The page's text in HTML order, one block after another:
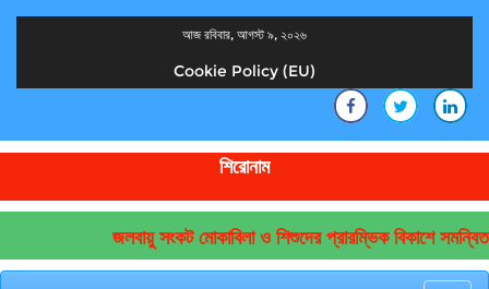
আজ রবিবার, আগস্ট ৯, ২০২৬
Cookie Policy (EU)
শিরোনাম
জলবায়ু সংকট মোকাবিলা ও শিশুদের প্রারম্ভিক বিকাশে